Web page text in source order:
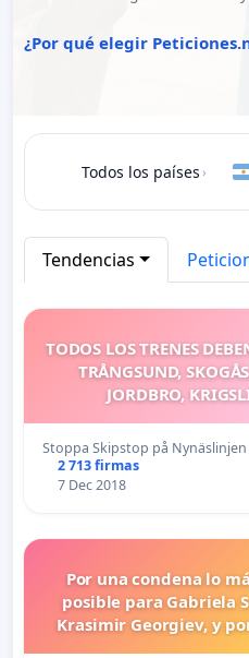
¿Por qué elegir
Todos los países ›
Tendencias
TODOS LOS TRENES
TRÅNGSUND,
JORDBRO,
Stoppa Skipstop på
2 713 firmas
7 Dec 2018
Por una condena lo
posible para Gabriela
Krasimir Georgiev, y